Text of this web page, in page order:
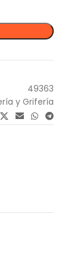
49363
y Grifería